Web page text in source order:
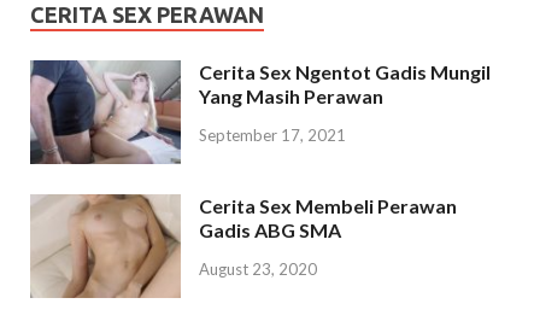
CERITA SEX PERAWAN
Cerita Sex Ngentot Gadis Mungil
Yang Masih Perawan
September 17, 2021
Cerita Sex Membeli Perawan
Gadis ABG SMA
August 23, 2020